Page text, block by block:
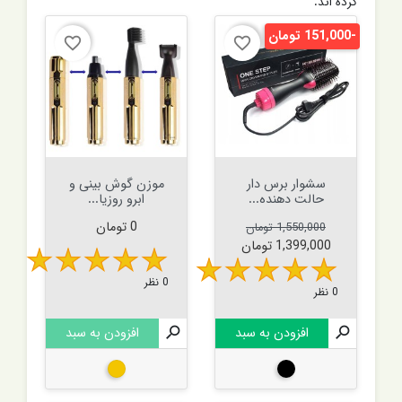
favorite_border
سشوار برس دار
حالت دهنده...
قیمت عادی
1,550,000 تومان
قیمت
1,399,000 تومان
0 نظر

افزودن به سبد
مشکی
-151,000 تومان favorite_border
موزن گوش بینی و
ابرو روزیا...
قیمت
0 تومان
0 نظر

افزودن به سبد
طلایی